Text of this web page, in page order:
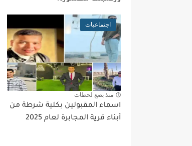
اجتماعيات
منذ بضع لحظات
اسماء المقبولين بكلية شرطة من
أبناء قرية المجابرة لعام 2025